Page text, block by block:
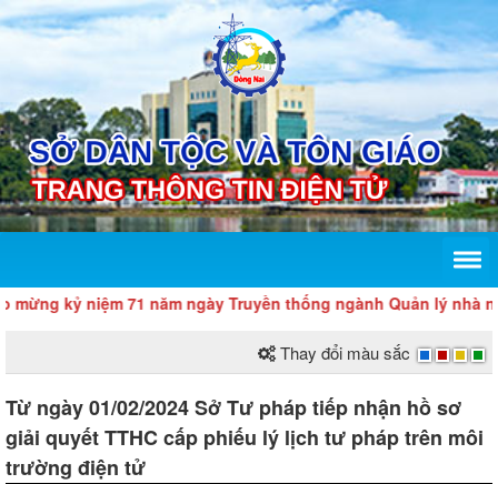
kỷ niệm 71 năm ngày Truyền thống ngành Quản lý nhà nước
Thay đổi màu sắc
Từ ngày 01/02/2024 Sở Tư pháp tiếp nhận hồ sơ
giải quyết TTHC cấp phiếu lý lịch tư pháp trên môi
trường điện tử